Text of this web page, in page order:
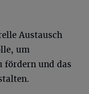
Austausch
um
fördern und das